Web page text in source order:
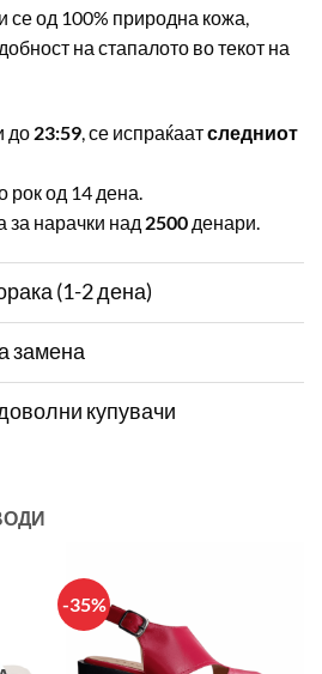
се од 100% природна кожа,
на стапалото во текот на
до 23:59 , се испраќаатследниот
рок од 14 дена.
за нарачки над 2500 денари.
(1-2 дена)
замена
купувачи
-35%